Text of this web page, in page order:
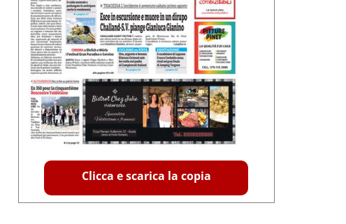
Clicca e scarica la copia